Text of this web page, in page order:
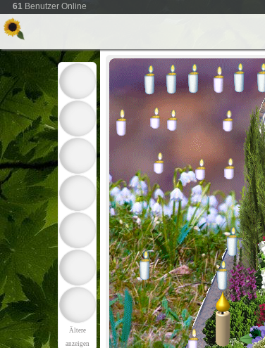
61 Benutzer Online
Ältere
anzeigen